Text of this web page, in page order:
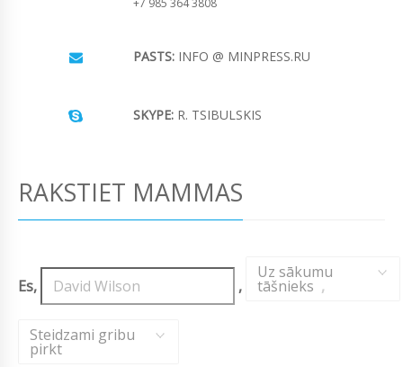
+7 985 364 3808
PASTS: INFO @ MINPRESS.RU
SKYPE: R. TSIBULSKIS
RAKSTIET MAMMAS
Es, ,
Uz sākumu
tāšnieks ,
Steidzami gribu
pirkt